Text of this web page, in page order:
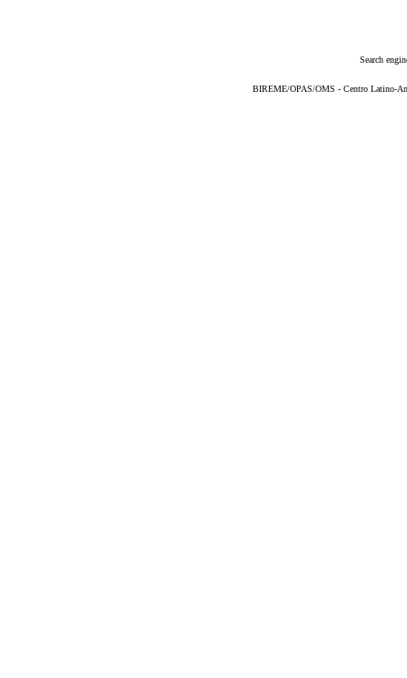
Search
BIREME/OPAS/OMS - Centro Latino-